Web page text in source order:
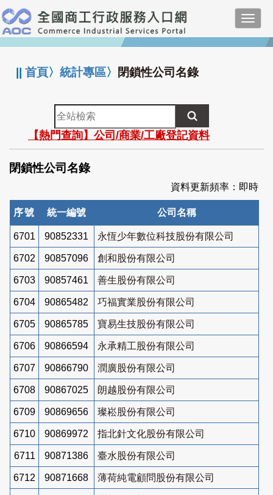
跳
到
主
要
:::
||首頁〉統計專區〉 閉鎖性公司名錄
全
站
檢
索
【熱門查詢】公司/商業/工廠登記資料
閉鎖性公司名錄
資料更新頻率：即時
序號 統一編號 公司名稱
6701 90852331 永恆少年數位科技股份有限公司
6702 90857096 創和股份有限公司
6703 90857461 善生股份有限公司
6704 90865482 巧福實業股份有限公司
6705 90865785 寶易生技股份有限公司
6706 90866594 永承精工股份有限公司
6707 90866790 潤廣股份有限公司
6708 90867025 朗越股份有限公司
6709 90869656 璨崧股份有限公司
6710 90869972 指北針文化股份有限公司
6711 90871386 臺水股份有限公司
6712 90871668 薄荷純電顧問股份有限公司